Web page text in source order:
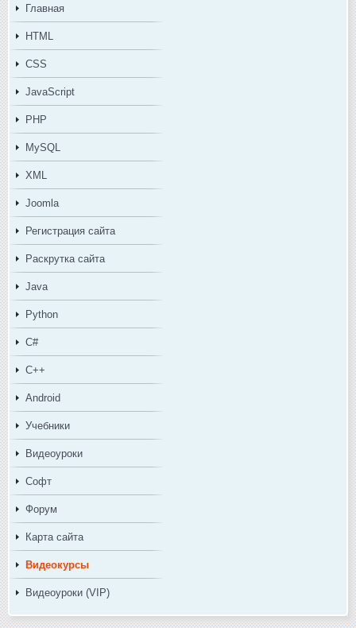
Главная
HTML
CSS
JavaScript
PHP
MySQL
XML
Joomla
Регистрация сайта
Раскрутка сайта
Java
Python
C#
C++
Android
Учебники
Видеоуроки
Софт
Форум
Карта сайта
Видеокурсы
Видеоуроки (VIP)